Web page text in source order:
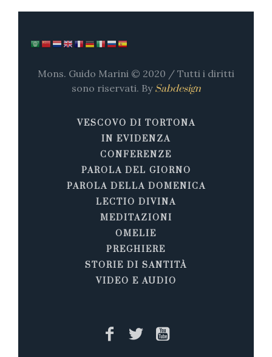
Mons. Guido Marini © 2020 / Tutti i diritti
sono riservati. By Sabdesign
VESCOVO DI TORTONA
IN EVIDENZA
CONFERENZE
PAROLA DEL GIORNO
PAROLA DELLA DOMENICA
LECTIO DIVINA
MEDITAZIONI
OMELIE
PREGHIERE
STORIE DI SANTITÀ
VIDEO E AUDIO